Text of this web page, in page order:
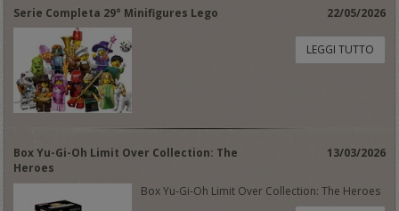
Serie Completa 29° Minifigures Lego 22/05/2026
LEGGI TUTTO
Box Yu-Gi-Oh Limit Over Collection: The
Heroes
13/03/2026
Box Yu-Gi-Oh Limit Over Collection: The Heroes